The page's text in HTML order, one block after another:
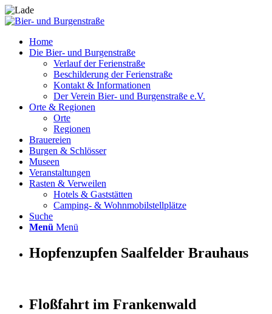
Home
Die Bier- und Burgenstraße
Verlauf der Ferienstraße
Beschilderung der Ferienstraße
Kontakt & Informationen
Der Verein Bier- und Burgenstraße e.V.
Orte & Regionen
Orte
Regionen
Brauereien
Burgen & Schlösser
Museen
Veranstaltungen
Rasten & Verweilen
Hotels & Gaststätten
Camping- & Wohnmobilstellplätze
Suche
Menü Menü
Hopfenzupfen Saalfelder Brauhaus
Floßfahrt im Frankenwald